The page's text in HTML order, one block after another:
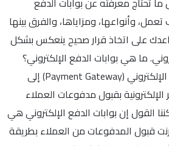
وأنواعها، ومزاياها، والفرق بينها
على اتخاذ قرار صحيح ينعكس بشكل
ما هي بوابات الدفع الإلكتروني؟
يشير مفهوم بوابة الدفع الإلكتروني (Payment Gateway) إلى
بقبول مدفوعات العملاء
القول إن بوابات الدفع الإلكتروني هي
قبول المدفوعات من العملاء بطريقة